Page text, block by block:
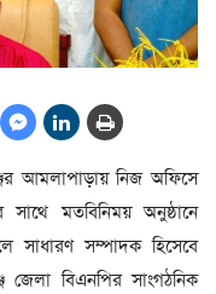
আমলাপাড়ায় নিজ অফিসে
সাথে মতবিনিময় অনুষ্ঠানে
সাধারণ সম্পাদক হিসেবে
জেলা বিএনপির সাংগঠনিক